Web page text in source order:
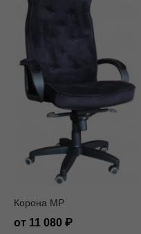
Корона MP
от 11 080